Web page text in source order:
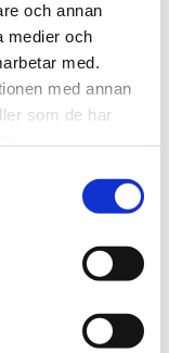
och annan
medier och
med.
med annan
som de har
för
befintliga